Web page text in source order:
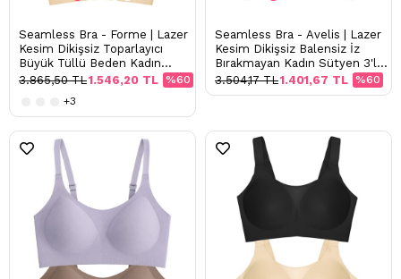
Seamless Bra - Forme | Lazer
Kesim Dikişsiz Toparlayıcı
Büyük Tüllü Beden Kadın
Sütyen 3'lü Paket
%60
1.546,20 TL
3.865,50 TL
+3
Seamless Bra - Avelis | Lazer
Kesim Dikişsiz Balensiz İz
Bırakmayan Kadın Sütyen 3'lü
Paket
%60
1.401,67 TL
3.504,17 TL